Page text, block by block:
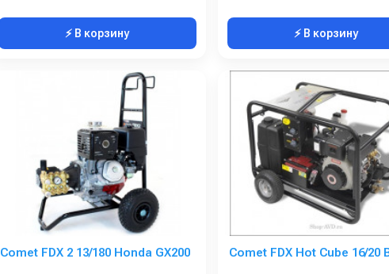
⚡ В корзину ⚡ В корзину
Comet FDX 2 13/180 Honda GX200 Comet FDX Hot Cube 16/20